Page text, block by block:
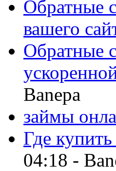
Обратные
вашего
Обратные
Banepa
займы
Где
04:18 -